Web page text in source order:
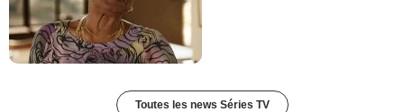
Toutes les news Séries TV